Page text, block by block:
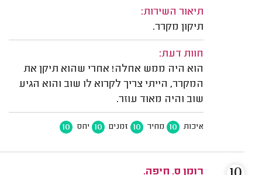
תיאור השירות:
תיקון מקרר.
חוות דעת:
הוא היה ממש אחלה! אחרי שהוא תיקן את
המקרר, הייתי צריך לקרוא לו שוב והוא הגיע
שוב והיה מאוד עוזר.
איכות 10 מחיר 10 זמנים 10 יחס 10
רומן ס. חיפה.